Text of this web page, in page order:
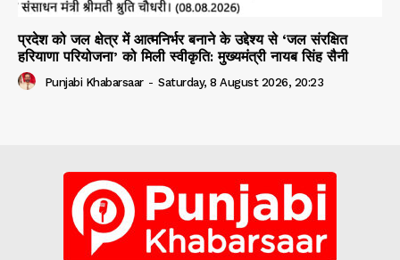
प्रदेश को जल क्षेत्र में आत्मनिर्भर बनाने के उद्देश्य से ‘जल संरक्षित
हरियाणा परियोजना’ को मिली स्वीकृति: मुख्यमंत्री नायब सिंह सैनी
Punjabi Khabarsaar - Saturday, 8 August 2026, 20:23